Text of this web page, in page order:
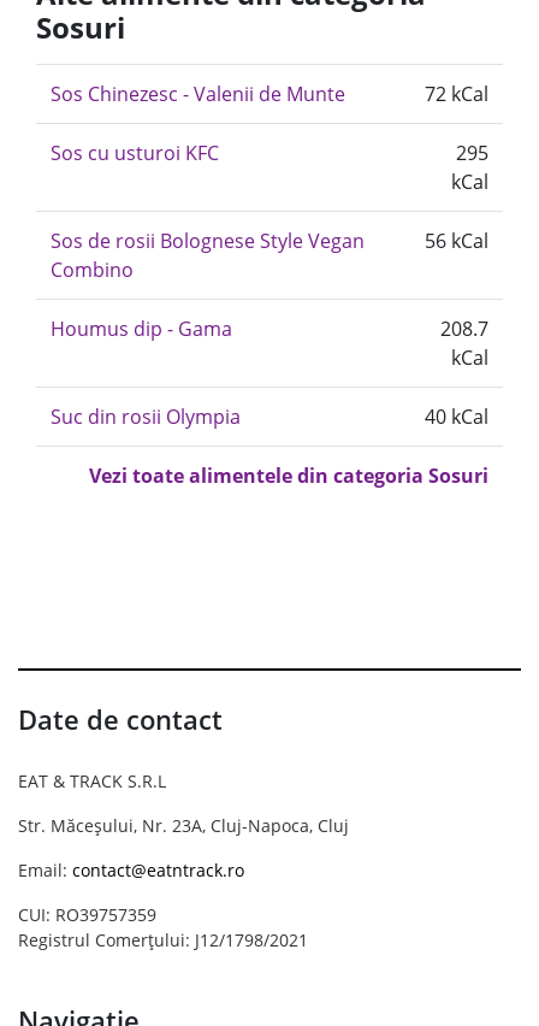
Sosuri
Sos Chinezesc - Valenii de Munte 72 kCal
Sos cu usturoi KFC
295
kCal
Sos de rosii Bolognese Style Vegan
Combino
56 kCal
Houmus dip - Gama
208.7
kCal
Suc din rosii Olympia 40 kCal
Vezi toate alimentele din categoria Sosuri
Date de contact
EAT & TRACK S.R.L
Str. Măceșului, Nr. 23A, Cluj-Napoca, Cluj
Email: contact@eatntrack.ro
CUI: RO39757359
Registrul Comerțului: J12/1798/2021